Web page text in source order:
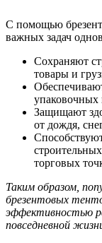
С помощью
важных задач
Сохраняют
товары и
Защищают
от дождя,
торговых
Таким образом,
брезентовых
эффективностью
повседневной